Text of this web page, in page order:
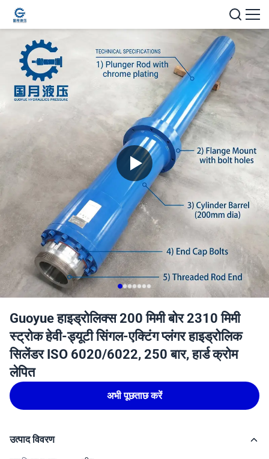
Guoyue हाइड्रोलिक्स 200 मिमी बोर 2310 मिमी
स्ट्रोक हेवी-ड्यूटी सिंगल-एक्टिंग प्लंगर हाइड्रोलिक
सिलेंडर ISO 6020/6022, 250 बार, हार्ड क्रोम
लेपित
अभी पूछताछ करें
उत्पाद विवरण